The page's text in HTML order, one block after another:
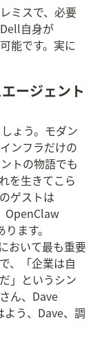
ミスで、必要
自身が
能です。実に
ージェント
ょう。モダン
ンフラだけの
トの物語でも
を生きてこら
ゲストは
OpenClaw
ます。
おいて最も重要
、「企業は自
」というシン
ん、Dave
う、Dave、調